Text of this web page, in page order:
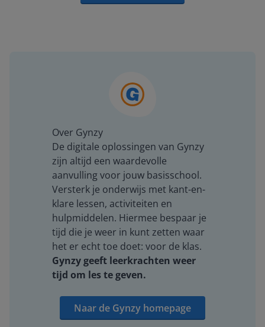
Over Gynzy
De digitale oplossingen van Gynzy
zijn altijd een waardevolle
aanvulling voor jouw basisschool.
Versterk je onderwijs met kant-en-
klare lessen, activiteiten en
hulpmiddelen. Hiermee bespaar je
tijd die je weer in kunt zetten waar
het er echt toe doet: voor de klas.
Gynzy geeft leerkrachten weer
tijd om les te geven.
Naar de Gynzy homepage